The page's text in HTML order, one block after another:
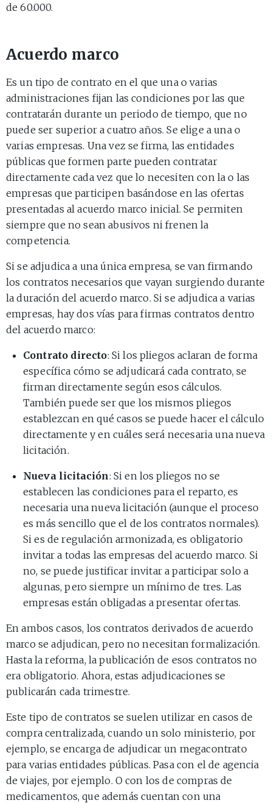
de 60.000.
Acuerdo marco
Es un tipo de contrato en el que una o varias
administraciones fijan las condiciones por las que
contratarán durante un periodo de tiempo, que no
puede ser superior a cuatro años. Se elige a una o
varias empresas. Una vez se firma, las entidades
públicas que formen parte pueden contratar
directamente cada vez que lo necesiten con la o las
empresas que participen basándose en las ofertas
presentadas al acuerdo marco inicial. Se permiten
siempre que no sean abusivos ni frenen la
competencia.
Si se adjudica a una única empresa, se van firmando
los contratos necesarios que vayan surgiendo durante
la duración del acuerdo marco. Si se adjudica a varias
empresas, hay dos vías para firmas contratos dentro
del acuerdo marco:
Contrato directo: Si los pliegos aclaran de forma
específica cómo se adjudicará cada contrato, se
firman directamente según esos cálculos.
También puede ser que los mismos pliegos
establezcan en qué casos se puede hacer el cálculo
directamente y en cuáles será necesaria una nueva
licitación.
Nueva licitación: Si en los pliegos no se
establecen las condiciones para el reparto, es
necesaria una nueva licitación (aunque el proceso
es más sencillo que el de los contratos normales).
Si es de regulación armonizada, es obligatorio
invitar a todas las empresas del acuerdo marco. Si
no, se puede justificar invitar a participar solo a
algunas, pero siempre un mínimo de tres. Las
empresas están obligadas a presentar ofertas.
En ambos casos, los contratos derivados de acuerdo
marco se adjudican, pero no necesitan formalización.
Hasta la reforma, la publicación de esos contratos no
era obligatorio. Ahora, estas adjudicaciones se
publicarán cada trimestre.
Este tipo de contratos se suelen utilizar en casos de
compra centralizada, cuando un solo ministerio, por
ejemplo, se encarga de adjudicar un megacontrato
para varias entidades públicas. Pasa con el de agencia
de viajes, por ejemplo. O con los de compras de
medicamentos, que además cuentan con una